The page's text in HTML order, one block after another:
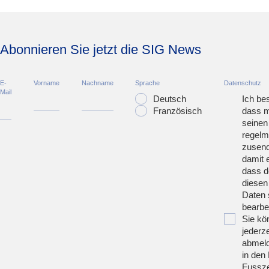
Abonnieren Sie jetzt die SIG News
E-
Mail
Vorname Nachname Sprache
Deutsch
Französisch
Datenschutz
Ich
dass
damit
dass
Daten
Sie
in den